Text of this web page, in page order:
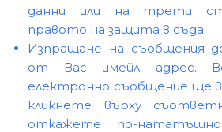
данни или на трети
правото на защита в съда.
Изпращане на съобщения
от Вас имейл адрес.
електронно съобщение ще
кликнете върху
откажете по-